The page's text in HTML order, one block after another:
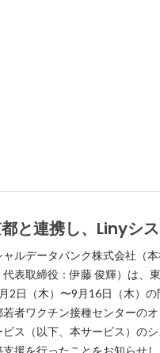
と連携し、Linyシ
クチン接種の課題
者ワクチン接種セ
抽選サービス ソー
ンクがシステム提
～ 東京都のLINE公式
ャルデータバンク株式会社（
代表取締役：伊藤 俊輝）は、
2日（木）〜9月16日（木）
若者ワクチン接種センターの
ビス（以下、本サービス）の
援を行ったことをお知らせしま